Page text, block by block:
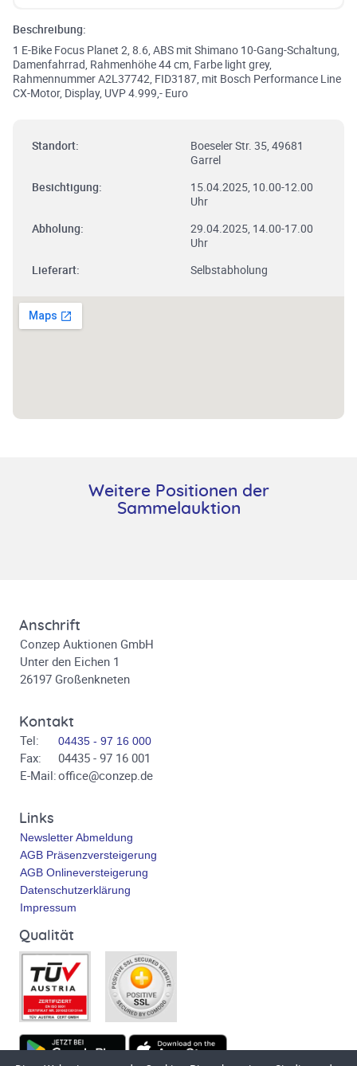
Beschreibung:
1 E-Bike Focus Planet 2, 8.6, ABS mit Shimano 10-Gang-Schaltung,
Damenfahrrad, Rahmenhöhe 44 cm, Farbe light grey,
Rahmennummer A2L37742, FID3187, mit Bosch Performance Line
CX-Motor, Display, UVP 4.999,- Euro
Standort:
Boeseler Str. 35, 49681
Garrel
Besichtigung:
15.04.2025, 10.00-12.00
Uhr
Abholung:
29.04.2025, 14.00-17.00
Uhr
Lieferart:
Selbstabholung
Weitere Positionen der
Sammelauktion
Anschrift
Conzep Auktionen GmbH
Unter den Eichen 1
26197 Großenkneten
Kontakt
Tel: 04435 - 97 16 000
Fax:
04435 - 97 16 001
E-Mail:office@conzep.de
Links
Newsletter Abmeldung
AGB Präsenzversteigerung
AGB Onlineversteigerung
Datenschutzerklärung
Impressum
Qualität